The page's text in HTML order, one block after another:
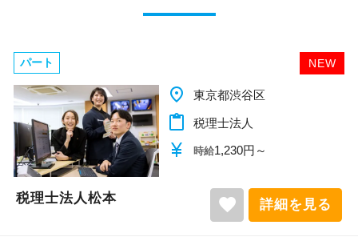
NEW
パート
place 千葉県柏市
content_paste 税理士法人
currency_yen 時給1,140円～
税理士法人松本 favorite 詳細を見る